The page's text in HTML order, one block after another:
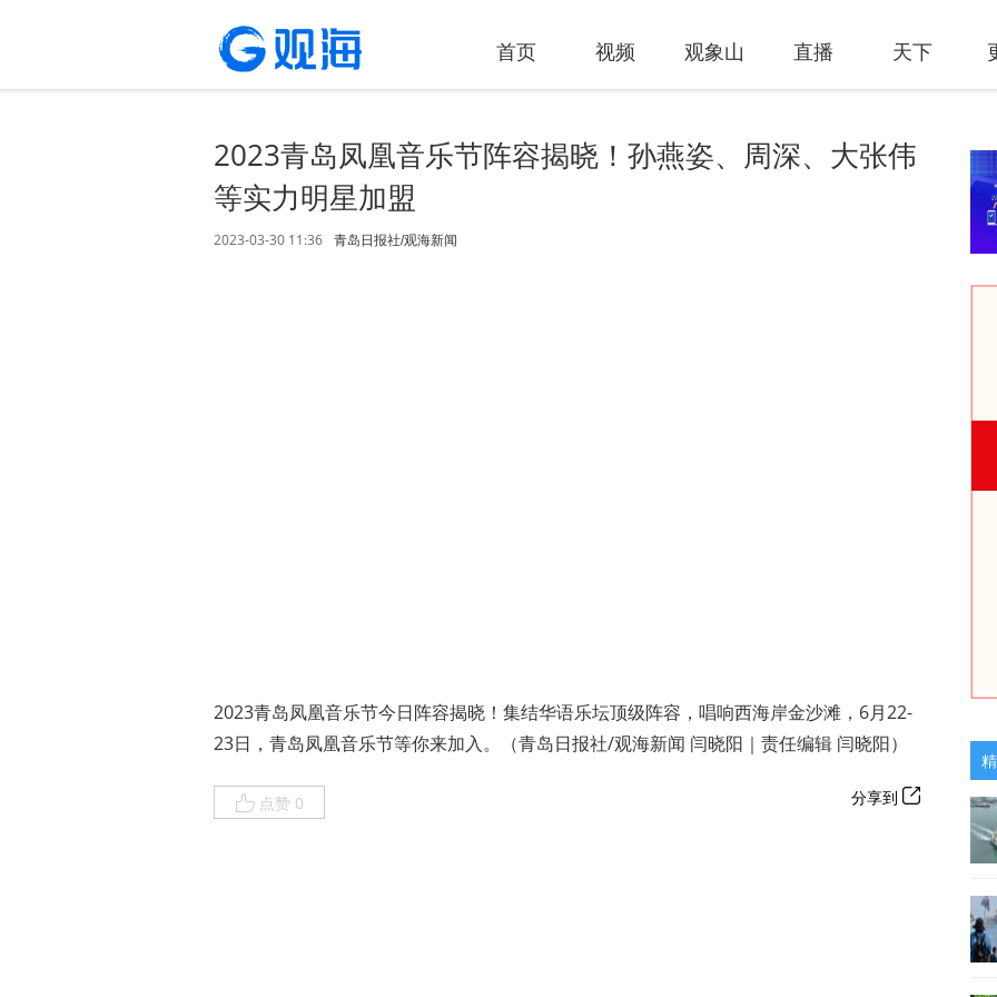
首页 视频 观象山 直播 天下
2023青岛凤凰音乐节阵容揭晓！孙燕姿、周深、大张伟
等实力明星加盟
2023-03-30 11:36 青岛日报社/观海新闻
2023青岛凤凰音乐节今日阵容揭晓！集结华语乐坛顶级阵容，唱响西海岸金沙滩，6月22-
23日，青岛凤凰音乐节等你来加入。（青岛日报社/观海新闻 闫晓阳｜责任编辑 闫晓阳）
点赞 0 分享到